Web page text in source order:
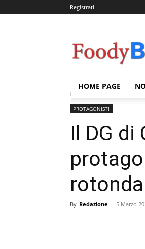
Registrati
HOME PAGE
Home
PROTAGONISTI
Il DG di
By Redazione - 5 Marzo